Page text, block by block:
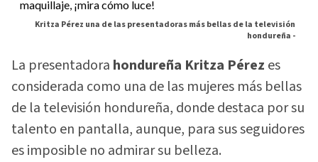
Kritza Pérez una de las presentadoras más bellas de la televisión
hondureña -
La presentadora hondureña Kritza Pérez es
considerada como una de las mujeres más bellas
de la televisión hondureña, donde destaca por su
talento en pantalla, aunque, para sus seguidores
es imposible no admirar su belleza.